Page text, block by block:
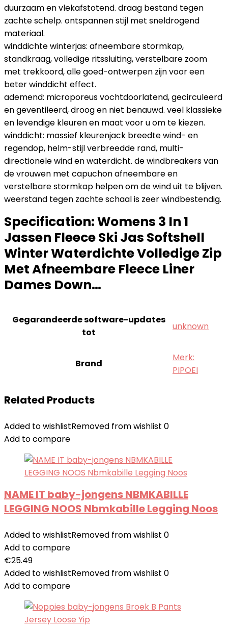
duurzaam en vlekafstotend. draag bestand tegen
zachte schelp. ontspannen stijl met sneldrogend
materiaal.
winddichte winterjas: afneembare stormkap,
standkraag, volledige ritssluiting, verstelbare zoom
met trekkoord, alle goed-ontwerpen zijn voor een
beter winddicht effect.
ademend: microporeus vochtdoorlatend, gecirculeerd
en geventileerd, droog en niet benauwd. veel klassieke
en levendige kleuren en maat voor u om te kiezen.
winddicht: massief kleurenjack breedte wind- en
regendop, helm-stijl verbreedde rand, multi-
directionele wind en waterdicht. de windbreakers van
de vrouwen met capuchon afneembare en
verstelbare stormkap helpen om de wind uit te blijven.
weerstand tegen zachte schaal is zeer windbestendig.
Specification:Womens 3 In 1
Jassen Fleece Ski Jas Softshell
Winter Waterdichte Volledige Zip
Met Afneembare Fleece Liner
Dames Down…
Gegarandeerde software-updates
tot
‎unknown
Brand
Merk:
PIPOEI
Related Products
Added to wishlistRemoved from wishlist 0
Add to compare
NAME IT baby-jongens NBMKABILLE
LEGGING NOOS Nbmkabille Legging Noos
Added to wishlistRemoved from wishlist 0
Add to compare
€25.49
Added to wishlistRemoved from wishlist 0
Add to compare